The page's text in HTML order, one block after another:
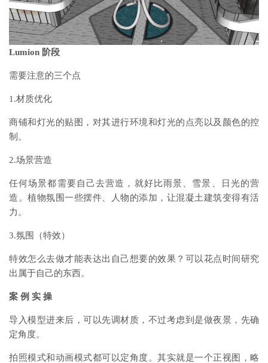
Lumion 阶段
需要注意的三个点
1.材质优化
商铺和灯光的贴图，对其进行环境和灯光的点亮以及颜色的控
制。
2.场景营造
任何场景都需要自己去营造，就好比雨景、雪景、日光的营
造。植物氛围一些摆件、人物的添加，让混凝土建筑变得有活
力。
3.氛围（特效）
特效怎么去做才能表达出自己想要的效果？可以花点时间研究
出属于自己的东西。
案 例 实 操
导入模型进来后，可以先调材质，不过考虑到是做夜景，先确
定角度。
拍照模式和动画模式都可以定角度。其实就是一个正视图，略